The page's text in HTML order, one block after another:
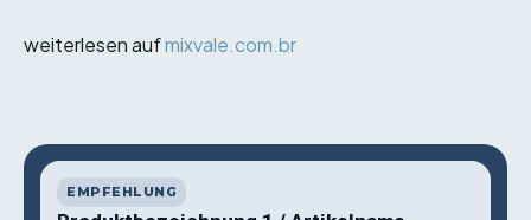
weiterlesen aufmixvale.com.br
EMPFEHLUNG